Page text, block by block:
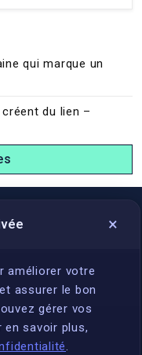
qui marque un
du lien –
×
améliorer votre
assurer le bon
gérer vos
savoir plus,
.